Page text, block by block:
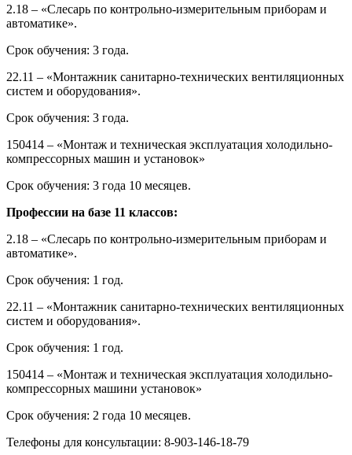
2.18 – «Слесарь по контрольно-измерительным приборам и
автоматике».
Срок обучения: 3 года.
22.11 – «Монтажник санитарно-технических вентиляционных
систем и оборудования».
Срок обучения: 3 года.
150414 – «Монтаж и техническая эксплуатация холодильно-
компрессорных машин и установок»
Срок обучения: 3 года 10 месяцев.
Профессии на базе 11 классов:
2.18 – «Слесарь по контрольно-измерительным приборам и
автоматике».
Срок обучения: 1 год.
22.11 – «Монтажник санитарно-технических вентиляционных
систем и оборудования».
Срок обучения: 1 год.
150414 – «Монтаж и техническая эксплуатация холодильно-
компрессорных машини установок»
Срок обучения: 2 года 10 месяцев.
Телефоны для консультации: 8-903-146-18-79